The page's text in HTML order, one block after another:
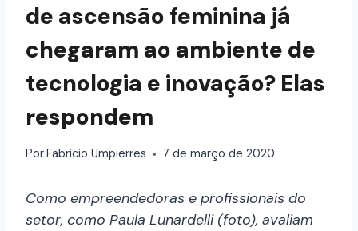
de ascensão feminina já
chegaram ao ambiente de
tecnologia e inovação? Elas
respondem
PorFabricio Umpierres 7 de março de 2020
Como empreendedoras e profissionais do
setor, como Paula Lunardelli (foto), avaliam